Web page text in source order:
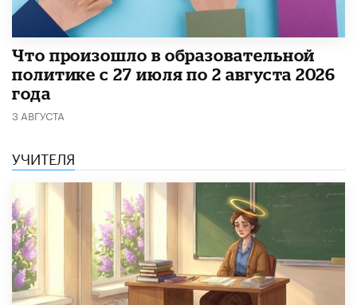
​Что произошло в образовательной
политике с 27 июля по 2 августа 2026
года
3 АВГУСТА
УЧИТЕЛЯ